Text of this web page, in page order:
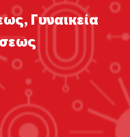
, Γυναικεία